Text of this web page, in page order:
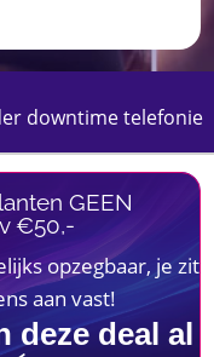
downtime telefonie
GEEN
€50,-
opzegbaar, je zit
aan vast!
deze deal al